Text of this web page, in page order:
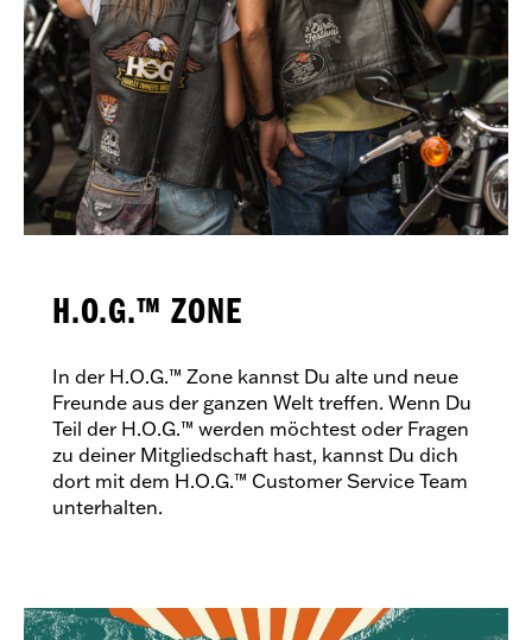
H.O.G.™ ZONE
In der H.O.G.™ Zone kannst Du alte und neue
Freunde aus der ganzen Welt treffen. Wenn Du
Teil der H.O.G.™ werden möchtest oder Fragen
zu deiner Mitgliedschaft hast, kannst Du dich
dort mit dem H.O.G.™ Customer Service Team
unterhalten.